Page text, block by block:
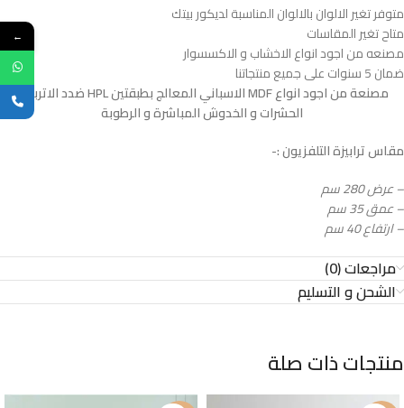
متوفر تغير الالوان بالالوان المناسبة لديكور بيتك
متاح تغير المقاسات
مصنعه من اجود انواع الاخشاب و الاكسسوار
ضمان 5 سنوات على جميع منتجاتنا
مصنعة من اجود انواع MDF الاسباني المعالج بطبقتين HPL ضدد الاتربة و
الحشرات و الخدوش المباشرة و الرطوبة
مقاس ترابيزة التلفزيون :-
– عرض 280 سم
– عمق 35 سم
– ارتفاع 40 سم
مراجعات (0)
الشحن و التسليم
منتجات ذات صلة
←